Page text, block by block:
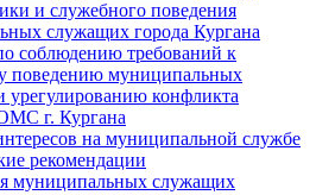
и служебного поведения
служащих города Кургана
соблюдению требований к
поведению муниципальных
урегулированию конфликта
г. Кургана
на муниципальной службе
рекомендации
муниципальных служащих